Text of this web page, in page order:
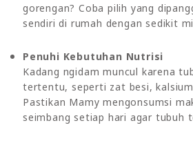
gorengan? Coba pilih yang
sendiri di rumah dengan sedikit
Penuhi Kebutuhan Nutrisi
Kadang ngidam muncul karena
tertentu, seperti zat besi,
Pastikan Mamy mengonsumsi
seimbang setiap hari agar tubuh